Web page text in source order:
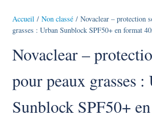
Accueil / Non classé / Novaclear – protection
grasses : Urban Sunblock SPF50+ en format
Novaclear –
pour peaux grasses :
Sunblock SPF50+